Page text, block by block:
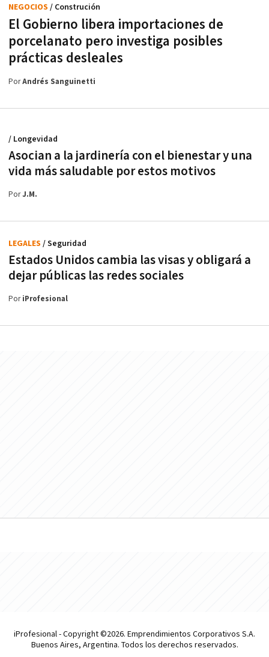
El Gobierno libera importaciones de
porcelanato pero investiga posibles
prácticas desleales
NEGOCIOS / Construción
PorAndrés Sanguinetti
Asocian a la jardinería con el bienestar y una
vida más saludable por estos motivos
/ Longevidad
PorJ.M.
Estados Unidos cambia las visas y obligará a
dejar públicas las redes sociales
LEGALES / Seguridad
PoriProfesional
iProfesional - Copyright ©2026. Emprendimientos Corporativos S.A.
Buenos Aires, Argentina. Todos los derechos reservados.